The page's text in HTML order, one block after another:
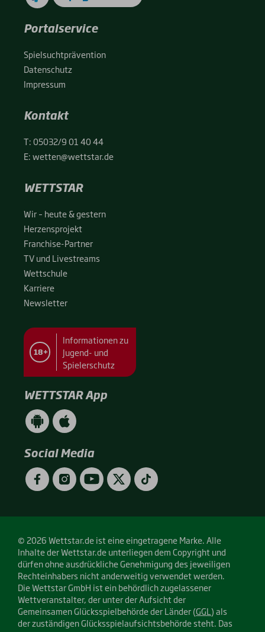
Portalservice
Spiel­sucht­prä­ven­ti­on
Daten­schutz
Impres­sum
Kontakt
T:05032/9 01 40 44
E:wetten@wettstar.de
WETTSTAR
Wir – heu­te & ges­tern
Her­zens­pro­jekt
Fran­chise-Par­t­­ner
TV und Live­streams
Wett­schu­le
Kar­rie­re
News­let­ter
18+
Informationen zu
Jugend- und
Spielerschutz
WETTSTAR App
WETTSTAR
App
(Android
/
Google
Play)
WETTSTAR
App
(Apple
/
App
Store)
Social Media
FacebookInstagramYouTubeTwitterTikTok
© 2026 Wettstar.de ist eine eingetragene Marke. Alle
Inhalte der Wettstar.de unterliegen dem Copyright und
dürfen ohne ausdrückliche Genehmigung des jeweiligen
Rechteinhabers nicht anderweitig verwendet werden.
Die Wettstar GmbH ist ein behördlich zugelassener
Wettveranstalter, der unter der Aufsicht der
Gemeinsamen Glücksspielbehörde der Länder (GGL ) als
der zuständigen Glücksspielaufsichtsbehörde steht. Das